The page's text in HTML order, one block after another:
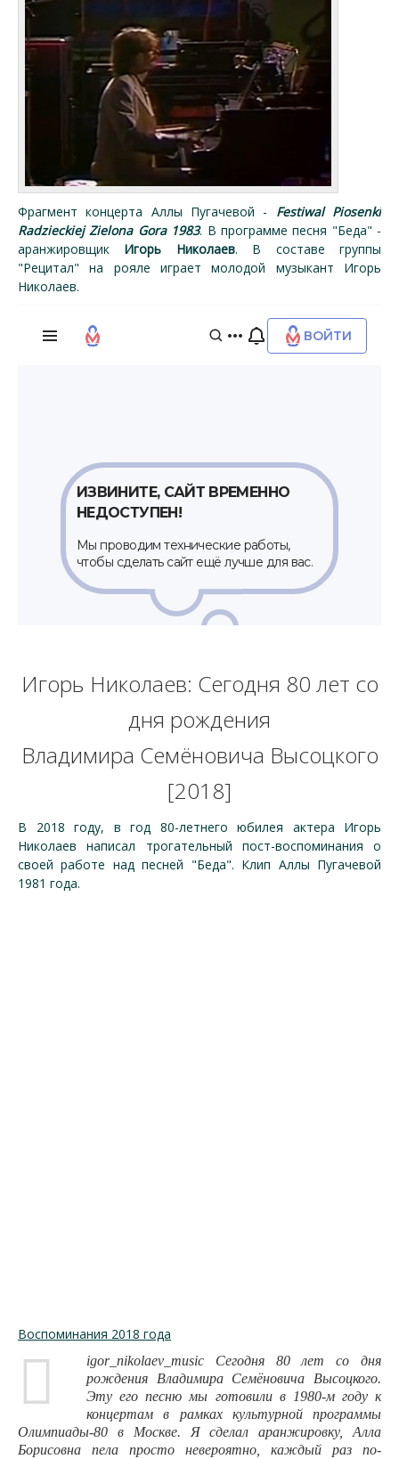
Фрагмент концерта Аллы Пугачевой - Festiwal Piosenki
Radzieckiej Zielona Gora 1983. В программе песня "Беда" -
аранжировщик Игорь Николаев. В составе группы
"Рецитал" на рояле играет молодой музыкант Игорь
Николаев.
Игорь Николаев: Сегодня 80 лет со
дня рождения
Владимира Семёновича Высоцкого
[2018]
В 2018 году, в год 80-летнего юбилея актера Игорь
Николаев написал трогательный пост-воспоминания о
своей работе над песней "Беда". Клип Аллы Пугачевой
1981 года.
Воспоминания 2018 года
igor_nikolaev_music Сегодня 80 лет со дня
рождения Владимира Семёновича Высоцкого.
Эту его песню мы готовили в 1980-м году к
концертам в рамках культурной программы
Олимпиады-80 в Москве. Я сделал аранжировку, Алла
Борисовна пела просто невероятно, каждый раз по-